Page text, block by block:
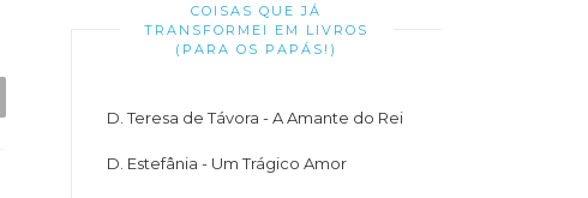
COISAS QUE JÁ
TRANSFORMEI EM LIVROS
(PARA OS PAPÁS!)
D. Teresa de Távora - A Amante do Rei
D. Estefânia - Um Trágico Amor